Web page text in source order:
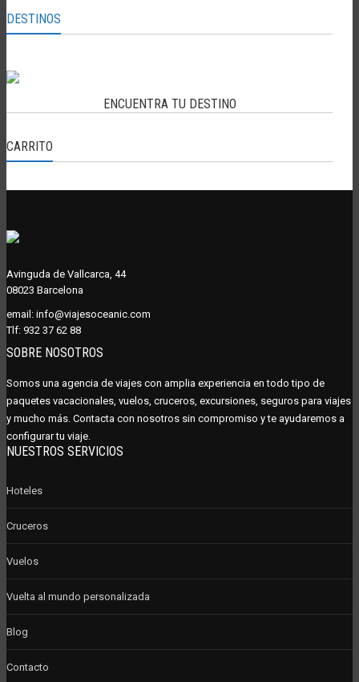
DESTINOS
ENCUENTRA TU DESTINO
CARRITO
Avinguda de Vallcarca, 44
08023 Barcelona
email: info@viajesoceanic.com
Tlf: 932 37 62 88
SOBRE NOSOTROS
Somos una agencia de viajes con amplia experiencia en todo tipo de
paquetes vacacionales, vuelos, cruceros, excursiones, seguros para viajes
y mucho más. Contacta con nosotros sin compromiso y te ayudaremos a
configurar tu viaje.
NUESTROS SERVICIOS
Hoteles
Cruceros
Vuelos
Vuelta al mundo personalizada
Blog
Contacto